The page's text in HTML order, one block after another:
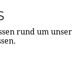
rund um unser